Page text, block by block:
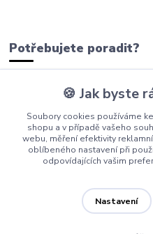
Potřebujete poradit?
+420 605 277 576
info@barfici.cz
🍪 Jak byste
Soubory cookies používáme
shopu a v případě vašeho
webu, měření efektivity
oblíbeného nastavení při
odpovídajících vašim
Nastavení